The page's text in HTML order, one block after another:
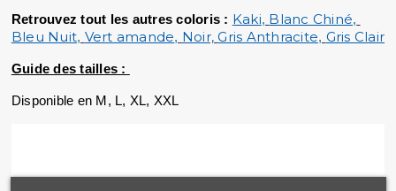
Retrouvez tout les autres coloris : Kaki, Blanc Chiné
Bleu Nuit, Vert amande, Noir, Gris Anthracite, Gris Clair
Guide des tailles :
Disponible en M, L, XL, XXL